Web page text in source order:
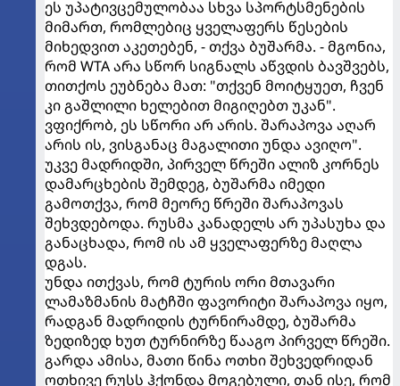
ეს უპატივცემულობაა სხვა სპორტსმენების
მიმართ, რომლებიც ყველაფერს წესების
მიხედვით აკეთებენ, - თქვა ბუშარმა. - მგონია,
რომ WTA არა სწორ სიგნალს აწვდის ბავშვებს,
თითქოს ეუბნება მათ: "თქვენ მოიტყუეთ, ჩვენ
კი გაშლილი ხელებით მიგიღებთ უკან".
ვფიქრობ, ეს სწორი არ არის. შარაპოვა აღარ
არის ის, ვისგანაც მაგალითი უნდა ავიღო".
უკვე მადრიდში, პირველ წრეში ალიზ კორნეს
დამარცხების შემდეგ, ბუშარმა იმედი
გამოთქვა, რომ მეორე წრეში შარაპოვას
შეხვდებოდა. რუსმა კანადელს არ უპასუხა და
განაცხადა, რომ ის ამ ყველაფერზე მაღლა
დგას.
უნდა ითქვას, რომ ტურის ორი მთავარი
ლამაზმანის მატჩში ფავორიტი შარაპოვა იყო,
რადგან მადრიდის ტურნირამდე, ბუშარმა
ზედიზედ ხუთ ტურნირზე წააგო პირველ წრეში.
გარდა ამისა, მათი წინა ოთხი შეხვედრიდან
ოთხივე რუსს ჰქონდა მოგებული, თან ისე, რომ